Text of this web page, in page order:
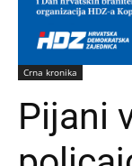
Crna kronika
Pijani